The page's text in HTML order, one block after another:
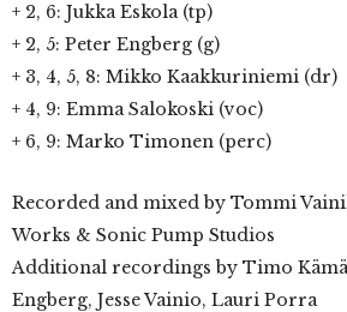
+ 2, 6: Jukka Eskola (tp)
+ 2, 5: Peter Engberg (g)
+ 3, 4, 5, 8: Mikko Kaakkuriniemi (dr)
+ 4, 9: Emma Salokoski (voc)
+ 6, 9: Marko Timonen (perc)
Recorded and mixed by Tommi
Works & Sonic Pump Studios
Additional recordings by Timo
Engberg, Jesse Vainio, Lauri Porra